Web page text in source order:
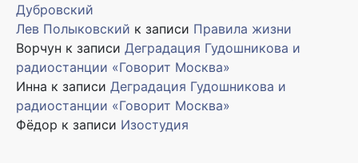
Дубровский
Лев Полыковский к записи Правила жизни
Ворчун к записи Деградация Гудошникова и
радиостанции «Говорит Москва»
Инна к записи Деградация Гудошникова и
радиостанции «Говорит Москва»
Фёдор к записи Изостудия